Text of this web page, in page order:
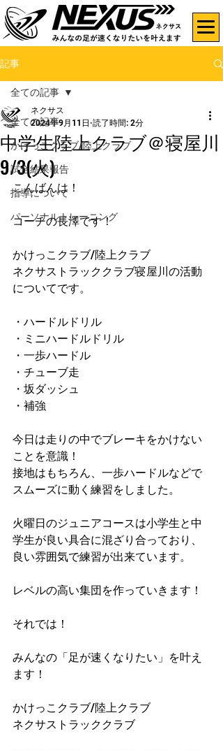
記事
全ての記事
かけっこクラブ/陸上クラブ
試合結果報告
指導について
パーソナルトレーニング
全ての記事
中学生陸上クラブ＠寝屋川
9/3(火)
ネクサス
2024年9月11日 読了時間: 2分
こんばんは！
コーチの長澤です！
かけっこクラブ/陸上クラブ
ネクサストラッククラブ寝屋川の活動
についてです。
・ハードルドリル
・ミニハードルドリル
・一歩ハードル
・チューブ走
・坂ダッシュ
・補強
今日は走りの中でブレーキをかけない
ことを意識！
接地はもちろん、一歩ハードルなどで
スムーズに動く練習をしました。
火曜日のジュニアコースは小学生と中
学生が良い具合に混ざり合っており、
良い雰囲気で練習が出来ています。
レベルの高い集団を作っていきます！
それでは！
みんなの「足が速くなりたい」を叶え
ます！
かけっこクラブ/陸上クラブ
ネクサストラッククラブ